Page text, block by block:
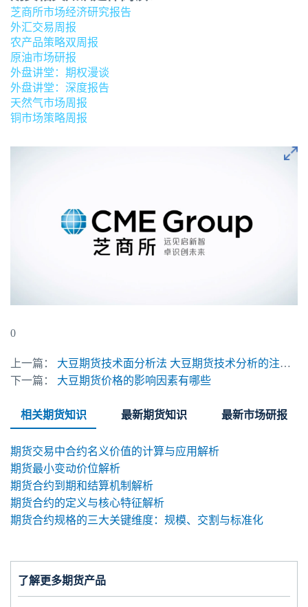
了解更多期货产品
芝商所市场经济研究报告
外汇交易周报
农产品策略双周报
原油市场研报
外盘讲堂：期权漫谈
外盘讲堂：深度报告
天然气市场周报
铜市场策略周报
0
上一篇：
大豆期货技术面分析法 大豆期货技术分析的注意事项
下一篇：
大豆期货价格的影响因素有哪些
相关期货知识 最新期货知识 最新市场研报
期货交易中合约名义价值的计算与应用解析
期货最小变动价位解析
期货合约到期和结算机制解析
期货合约的定义与核心特征解析
期货合约规格的三大关键维度：规模、交割与标准化